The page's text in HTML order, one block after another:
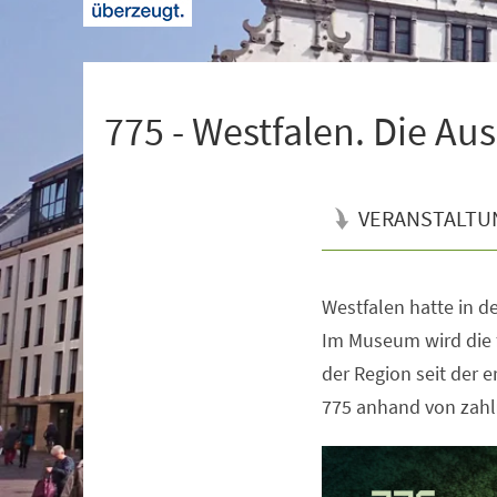
775 - Westfalen. Die
Westfalen hatte in
Im Museum wird
der Region seit der
775 anhand von